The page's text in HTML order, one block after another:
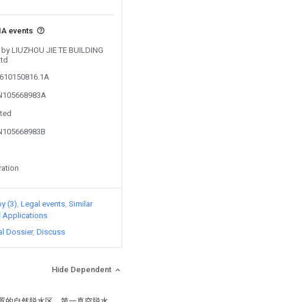
events
LIUZHOU JIE TE BUILDING
(3) Legal events Similar
Applications
Dossier Discuss
Hide Dependent